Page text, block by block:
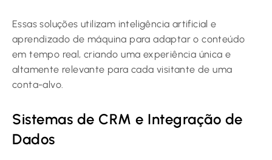
Essas soluções utilizam inteligência artificial e
aprendizado de máquina para adaptar o conteúdo
em tempo real, criando uma experiência única e
altamente relevante para cada visitante de uma
conta-alvo.
Sistemas de CRM e Integração de
Dados